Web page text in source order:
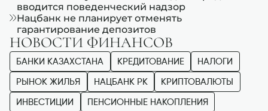
вводится поведенческий надзор
Нацбанк не планирует отменять
гарантирование депозитов
НОВОСТИ ФИНАНСОВ
БАНКИ КАЗАХСТАНА КРЕДИТОВАНИЕ НАЛОГИ
РЫНОК ЖИЛЬЯ НАЦБАНК РК КРИПТОВАЛЮТЫ
ИНВЕСТИЦИИ ПЕНСИОННЫЕ НАКОПЛЕНИЯ